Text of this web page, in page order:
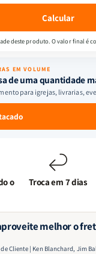
Calcular
deste produto. O valor final é
EM VOLUME
de uma quantidade
para igrejas, livrarias,
o
Troca em 7 dias
melhor o
Cliente | Ken Blanchard, Jim